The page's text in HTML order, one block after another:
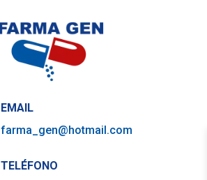
EMAIL
farma_gen@hotmail.com
TELÉFONO